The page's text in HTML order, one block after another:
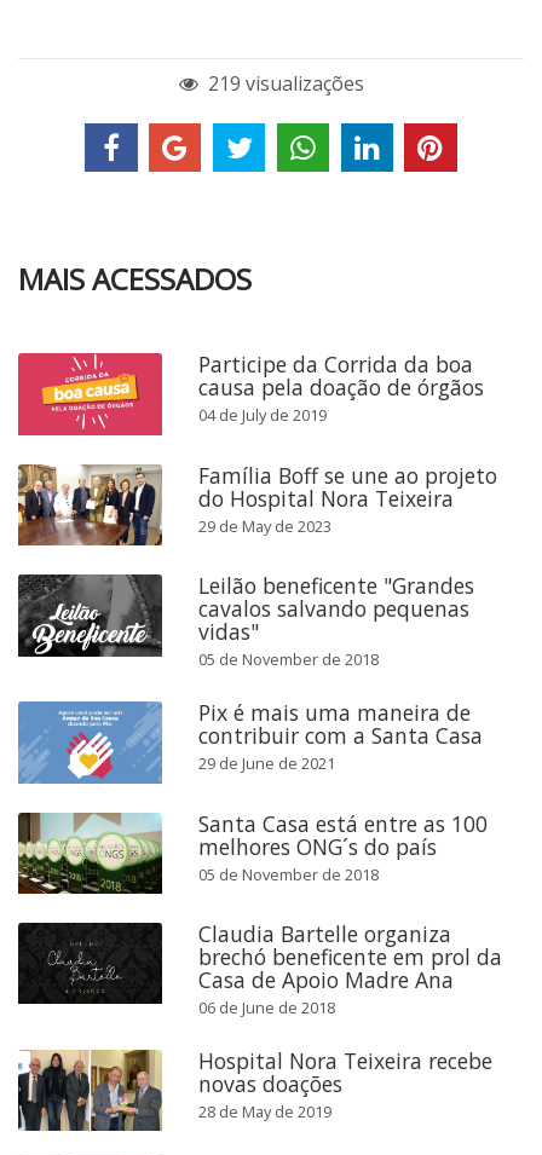
219 visualizações
MAIS ACESSADOS
Participe da Corrida da boa
causa pela doação de órgãos
04 de July de 2019
Família Boff se une ao projeto
do Hospital Nora Teixeira
29 de May de 2023
Leilão beneficente "Grandes
cavalos salvando pequenas
vidas"
05 de November de 2018
Pix é mais uma maneira de
contribuir com a Santa Casa
29 de June de 2021
Santa Casa está entre as 100
melhores ONG´s do país
05 de November de 2018
Claudia Bartelle organiza
brechó beneficente em prol da
Casa de Apoio Madre Ana
06 de June de 2018
Hospital Nora Teixeira recebe
novas doações
28 de May de 2019